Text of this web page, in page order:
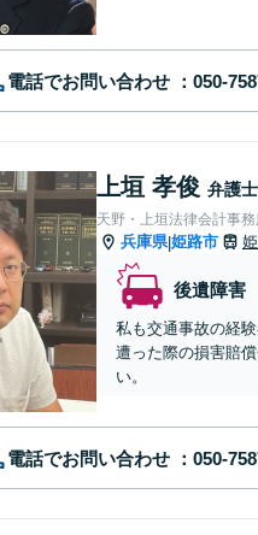
電話でお問い合わせ
上垣 孝俊 弁護士
天野・上垣法律会計事
兵庫県|姫路市
後遺障害
私も交通事故の経
遭った際の損害賠
い。
電話でお問い合わせ